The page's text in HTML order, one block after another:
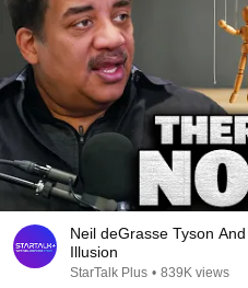
Neil deGrasse Tyson
Illusion
StarTalk Plus • 839K views